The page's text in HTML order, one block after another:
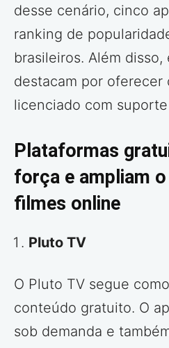
desse cenário, cinco
ranking de
brasileiros. Além disso,
destacam por
licenciado com
Plataformas
força e ampliam
filmes online
Pluto TV
O Pluto TV segue
conteúdo gratuito. O
sob demanda e